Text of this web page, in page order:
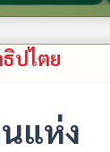
ปไตย
แห่ง